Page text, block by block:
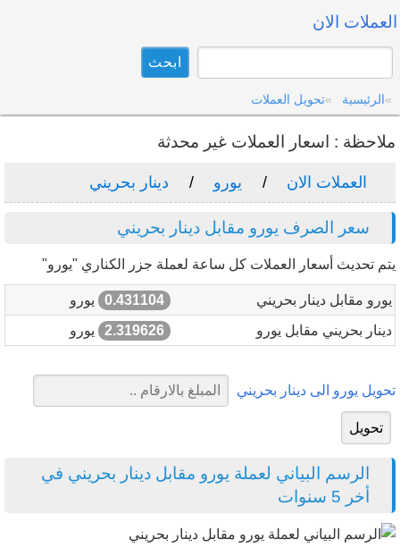
العملات الان
الرئيسية تحويل العملات
ملاحظة : اسعار العملات غير محدثة
العملات الان يورو دينار بحريني
سعر الصرف يورو مقابل دينار بحريني
يتم تحديث أسعار العملات كل ساعة لعملة جزر الكناري "يورو"
يورو مقابل دينار بحريني 0.431104
يورو
دينار بحريني مقابل يورو
2.319626 يورو
تحويل يورو الى دينار بحريني
الرسم البياني لعملة يورو مقابل دينار بحريني في
أخر 5 سنوات